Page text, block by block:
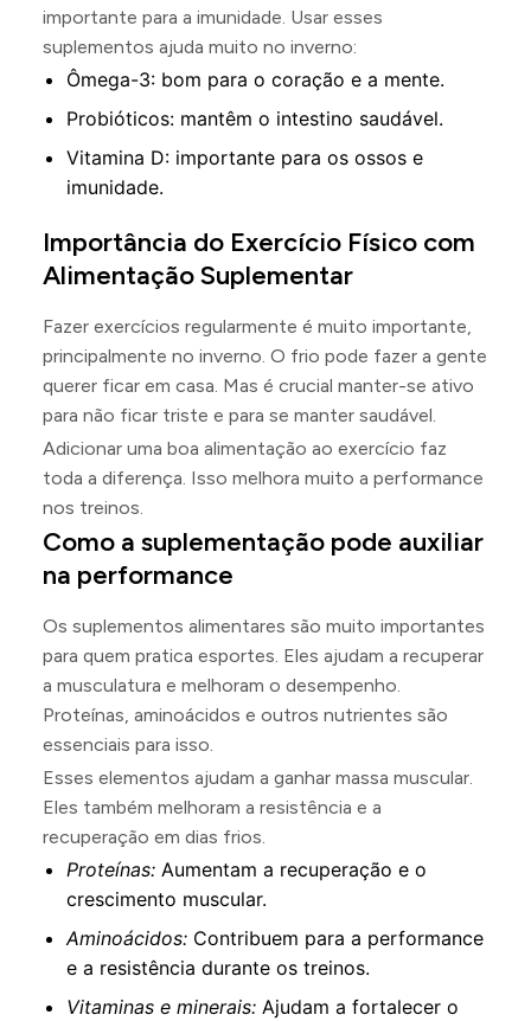
importante para a imunidade. Usar esses
suplementos ajuda muito no inverno:
Ômega-3: bom para o coração e a mente.
Probióticos: mantêm o intestino saudável.
Vitamina D: importante para os ossos e
imunidade.
Importância do Exercício Físico com
Alimentação Suplementar
Fazer exercícios regularmente é muito importante,
principalmente no inverno. O frio pode fazer a gente
querer ficar em casa. Mas é crucial manter-se ativo
para não ficar triste e para se manter saudável.
Adicionar uma boa alimentação ao exercício faz
toda a diferença. Isso melhora muito a performance
nos treinos.
Como a suplementação pode auxiliar
na performance
Os suplementos alimentares são muito importantes
para quem pratica esportes. Eles ajudam a recuperar
a musculatura e melhoram o desempenho.
Proteínas, aminoácidos e outros nutrientes são
essenciais para isso.
Esses elementos ajudam a ganhar massa muscular.
Eles também melhoram a resistência e a
recuperação em dias frios.
Proteínas: Aumentam a recuperação e o
crescimento muscular.
Aminoácidos: Contribuem para a performance
e a resistência durante os treinos.
Vitaminas e minerais: Ajudam a fortalecer o